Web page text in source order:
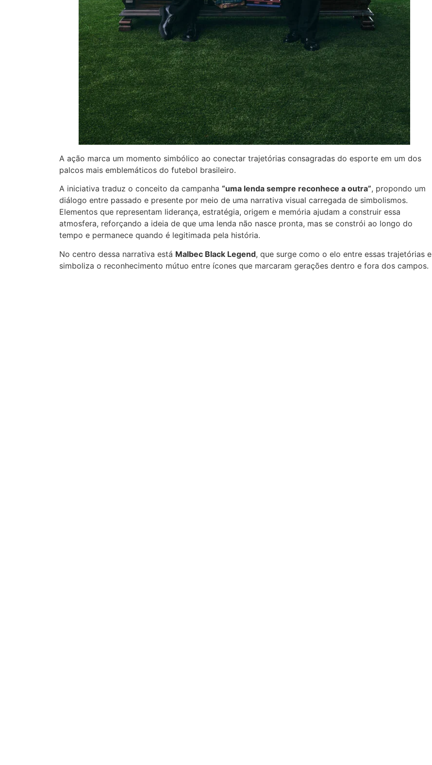
A ação marca um momento simbólico ao conectar trajetórias consagradas do esporte em um dos
palcos mais emblemáticos do futebol brasileiro.
A iniciativa traduz o conceito da campanha “uma lenda sempre reconhece a outra”, propondo um
diálogo entre passado e presente por meio de uma narrativa visual carregada de simbolismos.
Elementos que representam liderança, estratégia, origem e memória ajudam a construir essa
atmosfera, reforçando a ideia de que uma lenda não nasce pronta, mas se constrói ao longo do
tempo e permanece quando é legitimada pela história.
No centro dessa narrativa está Malbec Black Legend, que surge como o elo entre essas trajetórias e
simboliza o reconhecimento mútuo entre ícones que marcaram gerações dentro e fora dos campos.